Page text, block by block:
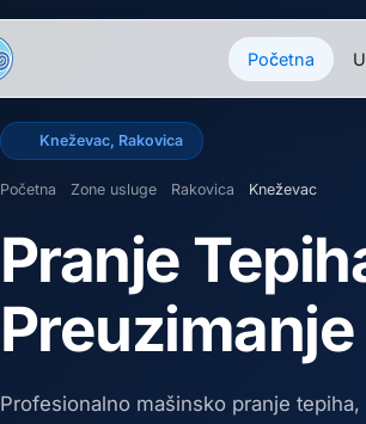
Početna
Kneževac, Rakovica
Početna Zone usluge Rakovica Kneževac
Pranje
Profesionalno mašinsko pranje